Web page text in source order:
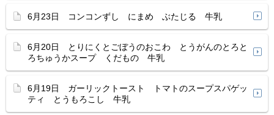
6月23日 コンコンずし にまめ ぶたじる 牛乳
6月20日 とりにくとごぼうのおこわ とうがんのとろと
ろちゅうかスープ くだもの 牛乳
6月19日 ガーリックトースト トマトのスープスパゲッ
ティ とうもろこし 牛乳